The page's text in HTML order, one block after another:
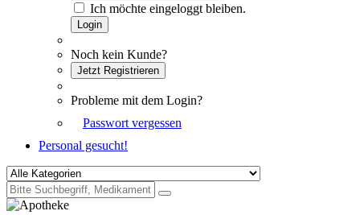
Ich möchte eingeloggt bleiben.
Login
Noch kein Kunde?
Jetzt Registrieren
Probleme mit dem Login?
Passwort vergessen
Personal gesucht!